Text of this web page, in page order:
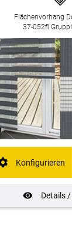
Flächenvorhang
37-052fl
Details
Konfigurieren